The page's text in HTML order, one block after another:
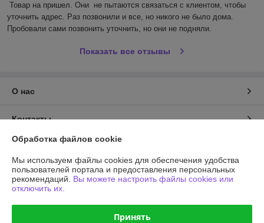
Товар на пришел. Они  не пытаются связаться с клиентом, чтобы
уточнить адрес. Раз позвонили и все, но никого не было дома.
Пробовали сами позвонить уточнить, но они не подняли.
Показать все отзывы
О нас
Контакты
Доставка и оплата
График работы
Обработка файлов cookie
Мы используем файлы cookies для обеспечения удобства
пользователей портала и предоставления персональных
рекомендаций. Вы можете настроить файлы cookies или
отключить их.
Принять